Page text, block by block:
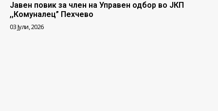
Јавен повик за член на Управен одбор во ЈКП
,,Комуналец” Пехчево
03 Јули, 2026